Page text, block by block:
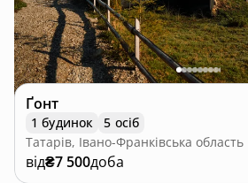
Ґонт
1 будинок
5 осіб
Татарів, Івано-Франківська область
від₴7 500доба